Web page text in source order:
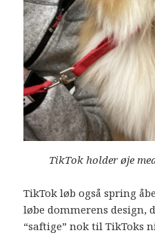
TikTok holder øje
TikTok løb også spring
løbe dommerens design,
“saftige” nok til TikToks